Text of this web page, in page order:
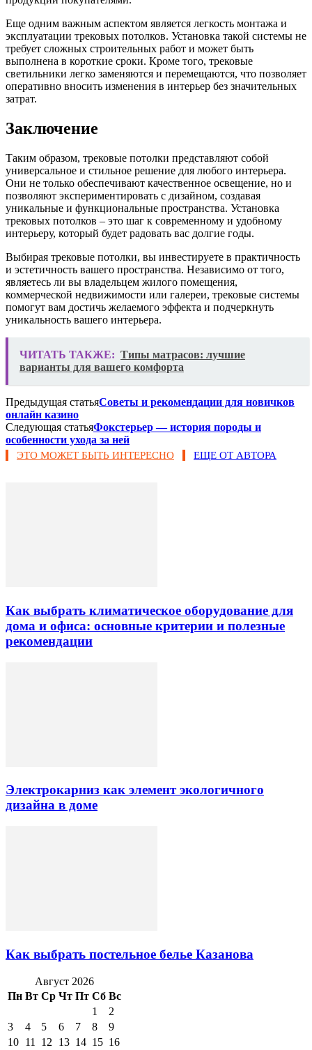
Еще одним важным аспектом является легкость монтажа и
эксплуатации трековых потолков. Установка такой системы не
требует сложных строительных работ и может быть
выполнена в короткие сроки. Кроме того, трековые
светильники легко заменяются и перемещаются, что позволяет
оперативно вносить изменения в интерьер без значительных
затрат.
Заключение
Таким образом, трековые потолки представляют собой
универсальное и стильное решение для любого интерьера.
Они не только обеспечивают качественное освещение, но и
позволяют экспериментировать с дизайном, создавая
уникальные и функциональные пространства. Установка
трековых потолков – это шаг к современному и удобному
интерьеру, который будет радовать вас долгие годы.
Выбирая трековые потолки, вы инвестируете в практичность
и эстетичность вашего пространства. Независимо от того,
являетесь ли вы владельцем жилого помещения,
коммерческой недвижимости или галереи, трековые системы
помогут вам достичь желаемого эффекта и подчеркнуть
уникальность вашего интерьера.
ЧИТАТЬ ТАКЖЕ: Типы матрасов: лучшие
варианты для вашего комфорта
Предыдущая статьяСоветы и рекомендации для новичков
онлайн казино
Следующая статьяФокстерьер — история породы и
особенности ухода за ней
ЭТО МОЖЕТ БЫТЬ ИНТЕРЕСНО ЕЩЕ ОТ АВТОРА
Как выбрать климатическое оборудование для
дома и офиса: основные критерии и полезные
рекомендации
Электрокарниз как элемент экологичного
дизайна в доме
Как выбрать постельное белье Казанова
Август 2026
Пн Вт Ср Чт Пт Сб Вс
1
2
3
4 5 6 7 8
9
10 11 12 13 14 15 16